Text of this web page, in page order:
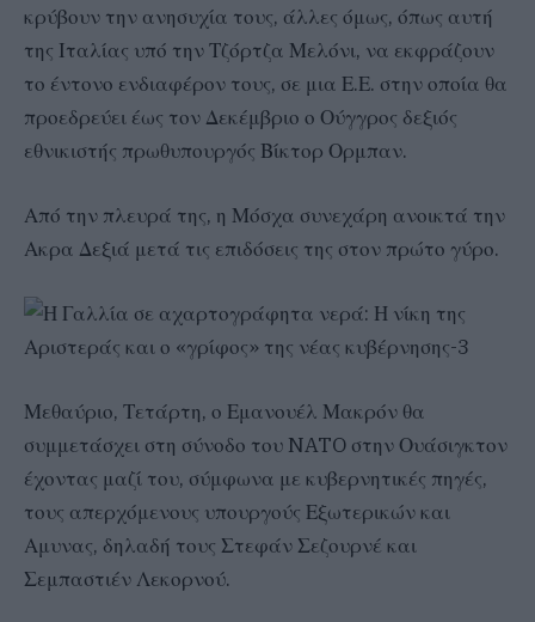
κρύβουν την ανησυχία τους, άλλες όμως, όπως αυτή
της Ιταλίας υπό την Τζόρτζα Μελόνι, να εκφράζουν
το έντονο ενδιαφέρον τους, σε μια Ε.Ε. στην οποία θα
προεδρεύει έως τον Δεκέμβριο ο Ούγγρος δεξιός
εθνικιστής πρωθυπουργός Βίκτορ Ορμπαν.
Από την πλευρά της, η Μόσχα συνεχάρη ανοικτά την
Ακρα Δεξιά μετά τις επιδόσεις της στον πρώτο γύρο.
Μεθαύριο, Τετάρτη, ο Εμανουέλ Μακρόν θα
συμμετάσχει στη σύνοδο του NATO στην Ουάσιγκτον
έχοντας μαζί του, σύμφωνα με κυβερνητικές πηγές,
τους απερχόμενους υπουργούς Εξωτερικών και
Αμυνας, δηλαδή τους Στεφάν Σεζουρνέ και
Σεμπαστιέν Λεκορνού.